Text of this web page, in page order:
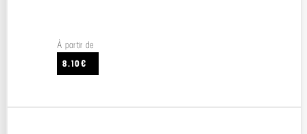
À partir de
8.10€